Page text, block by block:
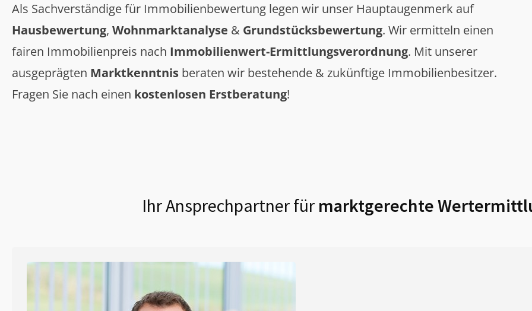
Als Sachverständige für Immobilienbewertung legen wir unser Hauptaugenmerk auf
Hausbewertung, Wohnmarktanalyse & Grundstücksbewertung. Wir ermitteln einen
fairen Immobilienpreis nach Immobilienwert-Ermittlungsverordnung. Mit unserer
ausgeprägten Marktkenntnis beraten wir bestehende & zukünftige Immobilienbesitzer.
Fragen Sie nach einen kostenlosen Erstberatung!
Ihr Ansprechpartner für marktgerechte